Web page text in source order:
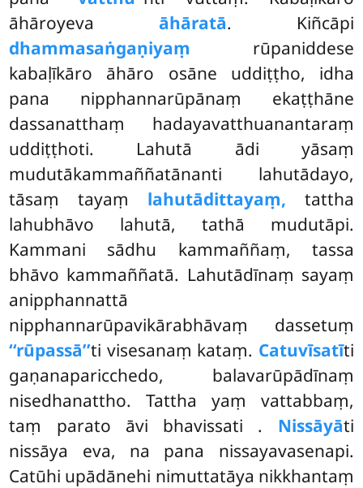
āhāroyeva āhāratā. Kiñcāpi
dhammasaṅgaṇiyaṃ rūpaniddese
kabaḷīkāro āhāro osāne uddiṭṭho, idha
pana nipphannarūpānaṃ ekaṭṭhāne
dassanatthaṃ hadayavatthuanantaraṃ
uddiṭṭhoti. Lahutā ādi yāsaṃ
mudutākammaññatānanti lahutādayo,
tāsaṃ tayaṃ lahutādittayaṃ, tattha
lahubhāvo lahutā, tathā mudutāpi.
Kammani sādhu kammaññaṃ, tassa
bhāvo kammaññatā. Lahutādīnaṃ sayaṃ
anipphannattā
nipphannarūpavikārabhāvaṃ dassetuṃ
‘‘rūpassā’’ti visesanaṃ kataṃ. Catuvīsatīti
gaṇanaparicchedo, balavarūpādīnaṃ
nisedhanattho. Tattha yaṃ vattabbaṃ,
taṃ parato āvi bhavissati . Nissāyāti
nissāya eva, na pana nissayavasenapi.
Catūhi upādānehi nimuttatāya nikkhantaṃ